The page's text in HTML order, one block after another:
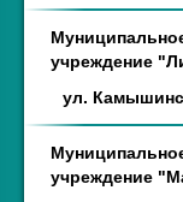
учреждение
ул.
учреждение